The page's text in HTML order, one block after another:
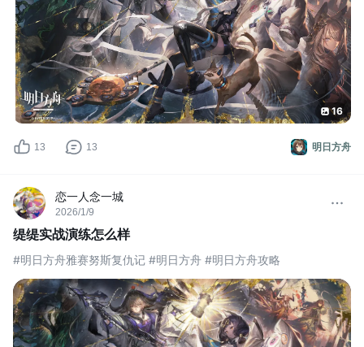
7.本关左上红门出现的怪比较肉用凋零损伤最好。
8.最后是第八关
16
明日方舟
13 13
恋一人念一城
2026/1/9
缇缇实战演练怎么样
#明日方舟雅赛努斯复仇记 #明日方舟 #明日方舟攻略